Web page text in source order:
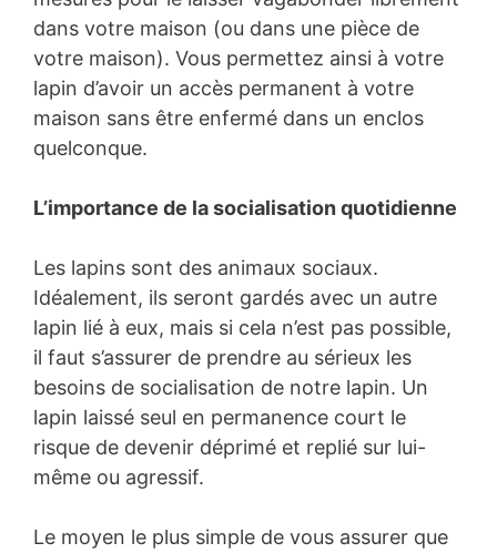
dans votre maison (ou dans une pièce de
votre maison). Vous permettez ainsi à votre
lapin d’avoir un accès permanent à votre
maison sans être enfermé dans un enclos
quelconque.
L’importance de la socialisation quotidienne
Les lapins sont des animaux sociaux.
Idéalement, ils seront gardés avec un autre
lapin lié à eux, mais si cela n’est pas possible,
il faut s’assurer de prendre au sérieux les
besoins de socialisation de notre lapin. Un
lapin laissé seul en permanence court le
risque de devenir déprimé et replié sur lui-
même ou agressif.
Le moyen le plus simple de vous assurer que